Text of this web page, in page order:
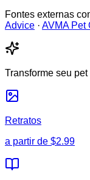
Fontes externas
Advice · AVMA Pet
Transforme seu
Retratos
a partir de $2.99